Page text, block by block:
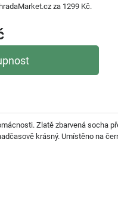
za 1299 Kč.
Zlatě zbarvená socha
krásný. Umístěno na